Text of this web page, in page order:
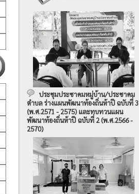
ประชุมประชาคมหมู่บ้าน/ประชาคม
ตำบล ร่างแผนพัฒนาท้องถิ่นห้าปี ฉบับที่ 3
(พ.ศ.2571 - 2575) และทบทวนแผน
พัฒนาท้องถิ่นห้าปี ฉบับที่ 2 (พ.ศ.2566 -
2570)